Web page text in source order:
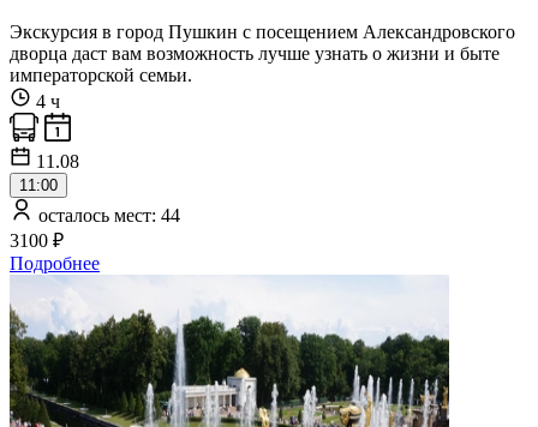
Экскурсия в город Пушкин с посещением Александровского
дворца даст вам возможность лучше узнать о жизни и быте
императорской семьи.
4 ч
11.08
11:00
осталось мест: 44
3100 ₽
Подробнее